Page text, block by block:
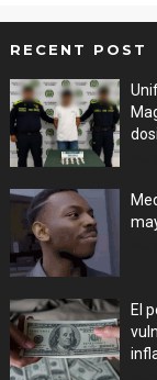
RECENT POST
El